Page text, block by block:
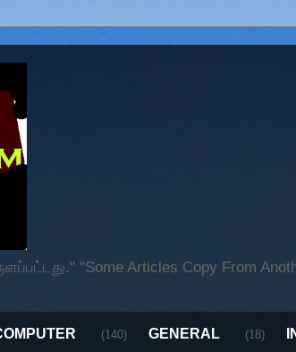
"Some Articles Copy From
(140) GENERAL (18)